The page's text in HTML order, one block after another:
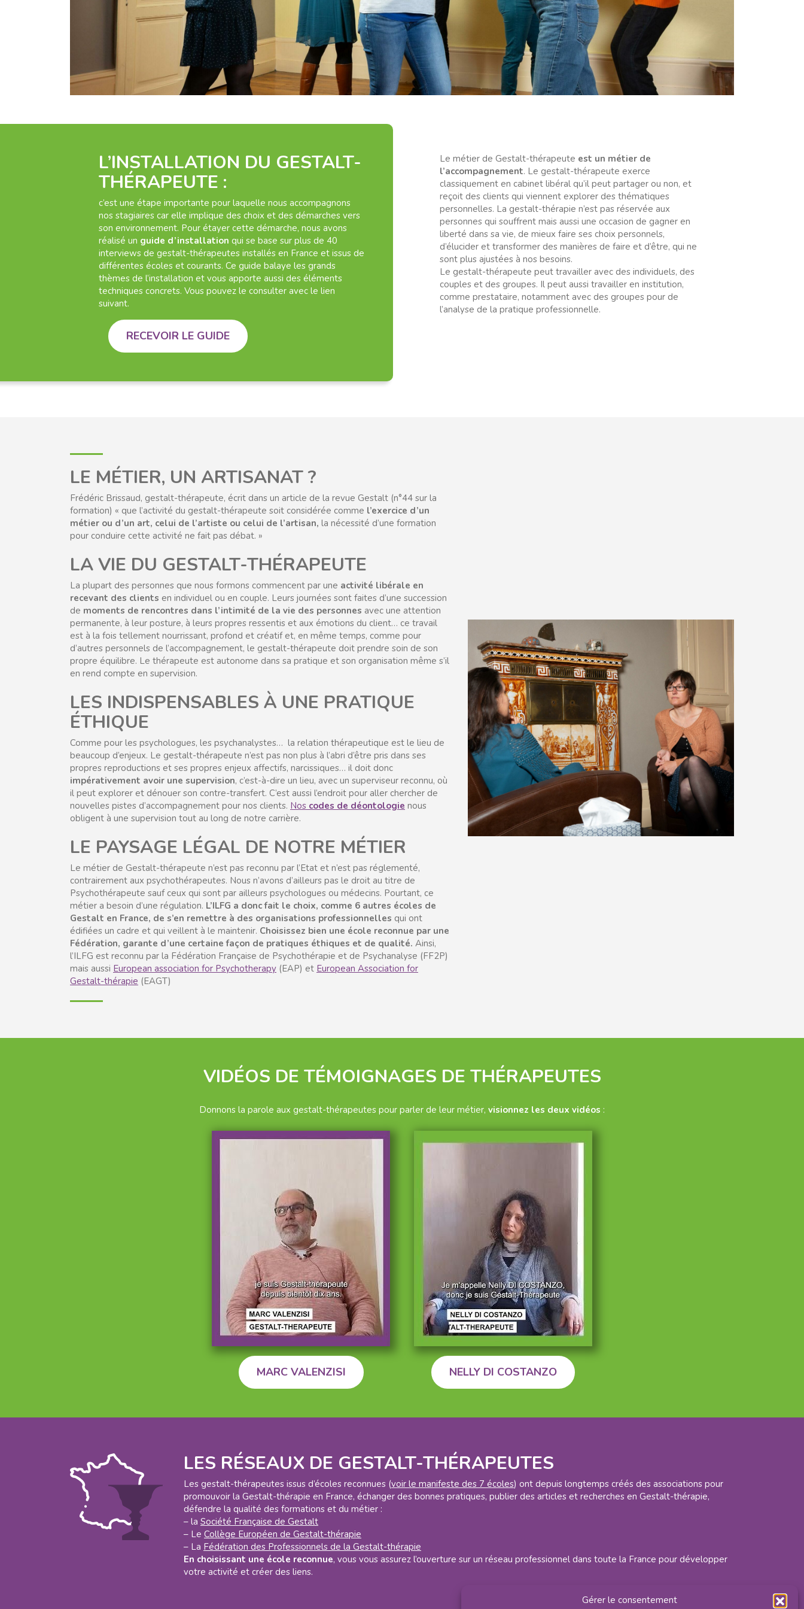
Gérer le consentement
L’INSTALLATION DU GESTALT-
THÉRAPEUTE :
c’est une étape importante pour laquelle nous accompagnons
nos stagiaires car elle implique des choix et des démarches vers
son environnement. Pour étayer cette démarche, nous avons
réalisé un guide d’installation qui se base sur plus de 40
interviews de gestalt-thérapeutes installés en France et issus de
différentes écoles et courants. Ce guide balaye les grands
thèmes de l’installation et vous apporte aussi des éléments
techniques concrets. Vous pouvez le consulter avec le lien
suivant.
RECEVOIR LE GUIDE
Le métier de Gestalt-thérapeute est un métier de
l’accompagnement. Le gestalt-thérapeute exerce
classiquement en cabinet libéral qu’il peut partager ou non, et
reçoit des clients qui viennent explorer des thématiques
personnelles. La gestalt-thérapie n’est pas réservée aux
personnes qui souffrent mais aussi une occasion de gagner en
liberté dans sa vie, de mieux faire ses choix personnels,
d’élucider et transformer des manières de faire et d’être, qui ne
sont plus ajustées à nos besoins.
Le gestalt-thérapeute peut travailler avec des individuels, des
couples et des groupes. Il peut aussi travailler en institution,
comme prestataire, notamment avec des groupes pour de
l’analyse de la pratique professionnelle.
LE MÉTIER, UN ARTISANAT ?
Frédéric Brissaud, gestalt-thérapeute, écrit dans un article de la revue Gestalt (n°44 sur la
formation) « que l’activité du gestalt-thérapeute soit considérée comme l’exercice d’un
métier ou d’un art, celui de l’artiste ou celui de l’artisan, la nécessité d’une formation
pour conduire cette activité ne fait pas débat. »
LA VIE DU GESTALT-THÉRAPEUTE
La plupart des personnes que nous formons commencent par une activité libérale en
recevant des clients en individuel ou en couple. Leurs journées sont faites d’une succession
de moments de rencontres dans l’intimité de la vie des personnes avec une attention
permanente, à leur posture, à leurs propres ressentis et aux émotions du client… ce travail
est à la fois tellement nourrissant, profond et créatif et, en même temps, comme pour
d’autres personnels de l’accompagnement, le gestalt-thérapeute doit prendre soin de son
propre équilibre. Le thérapeute est autonome dans sa pratique et son organisation même s’il
en rend compte en supervision.
LES INDISPENSABLES À UNE PRATIQUE
ÉTHIQUE
Comme pour les psychologues, les psychanalystes… la relation thérapeutique est le lieu de
beaucoup d’enjeux. Le gestalt-thérapeute n’est pas non plus à l’abri d’être pris dans ses
propres reproductions et ses propres enjeux affectifs, narcissiques… il doit donc
impérativement avoir une supervision, c’est-à-dire un lieu, avec un superviseur reconnu, où
il peut explorer et dénouer son contre-transfert. C’est aussi l’endroit pour aller chercher de
nouvelles pistes d’accompagnement pour nos clients. Nos codes de déontologie nous
obligent à une supervision tout au long de notre carrière.
LE PAYSAGE LÉGAL DE NOTRE MÉTIER
Le métier de Gestalt-thérapeute n’est pas reconnu par l’Etat et n’est pas réglementé,
contrairement aux psychothérapeutes. Nous n’avons d’ailleurs pas le droit au titre de
Psychothérapeute sauf ceux qui sont par ailleurs psychologues ou médecins. Pourtant, ce
métier a besoin d’une régulation. L’ILFG a donc fait le choix, comme 6 autres écoles de
Gestalt en France, de s’en remettre à des organisations professionnelles qui ont
édifiées un cadre et qui veillent à le maintenir. Choisissez bien une école reconnue par une
Fédération, garante d’une certaine façon de pratiques éthiques et de qualité. Ainsi,
l’ILFG est reconnu par la Fédération Française de Psychothérapie et de Psychanalyse (FF2P)
mais aussi European association for Psychotherapy (EAP) et European Association for
Gestalt-thérapie (EAGT)
VIDÉOS DE TÉMOIGNAGES DE THÉRAPEUTES
Donnons la parole aux gestalt-thérapeutes pour parler de leur métier, visionnez les deux vidéos :
MARC VALENZISI NELLY DI COSTANZO
LES RÉSEAUX DE GESTALT-THÉRAPEUTES
Les gestalt-thérapeutes issus d’écoles reconnues (voir le manifeste des 7 écoles) ont depuis longtemps créés des associations pour
promouvoir la Gestalt-thérapie en France, échanger des bonnes pratiques, publier des articles et recherches en Gestalt-thérapie,
défendre la qualité des formations et du métier :
– la Société Française de Gestalt
– Le Collège Européen de Gestalt-thérapie
– La Fédération des Professionnels de la Gestalt-thérapie
En choisissant une école reconnue, vous vous assurez l’ouverture sur un réseau professionnel dans toute la France pour développer
votre activité et créer des liens.